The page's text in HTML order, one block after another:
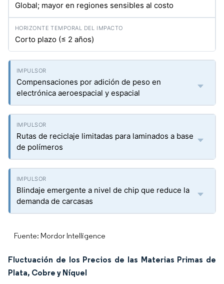
Global; mayor en regiones sensibles al costo
Corto plazo (≤ 2 años)
Compensaciones por adición de peso en
electrónica aeroespacial y espacial
Rutas de reciclaje limitadas para laminados a base
de polímeros
Blindaje emergente a nivel de chip que reduce la
demanda de carcasas
Fuente: Mordor Intelligence
Fluctuación de los Precios de las Materias Primas de
Plata, Cobre y Níquel